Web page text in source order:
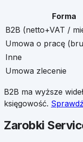
Forma
B2B (netto+VAT /
Umowa o pracę
Inne
Umowa zlecenie
B2B ma wyższe
księgowość.
Zarobki